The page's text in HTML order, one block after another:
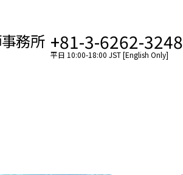
務所 +81-3-6262-3248
平日 10:00-18:00 JST [English Only]